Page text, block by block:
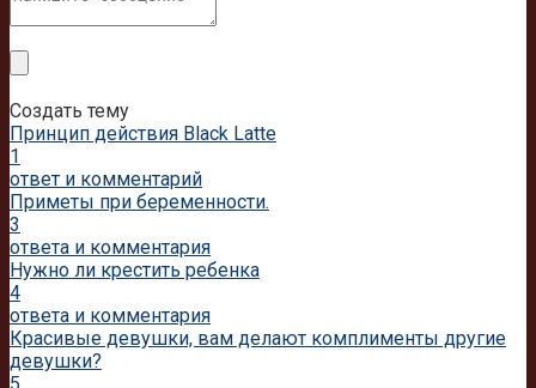
Создать тему
Принцип действия Black Latte
1
ответ и комментарий
Приметы при беременности.
3
ответа и комментария
Нужно ли крестить ребенка
4
ответа и комментария
Красивые девушки, вам делают комплименты другие
девушки?